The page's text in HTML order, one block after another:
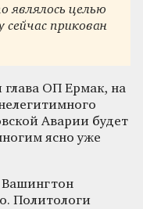
являлось целью
прикован
глава ОП Ермак, на
Аварии будет
ясно уже
Политологи